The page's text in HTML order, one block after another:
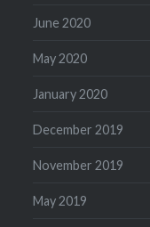
June 2020
May 2020
January 2020
December 2019
November 2019
May 2019